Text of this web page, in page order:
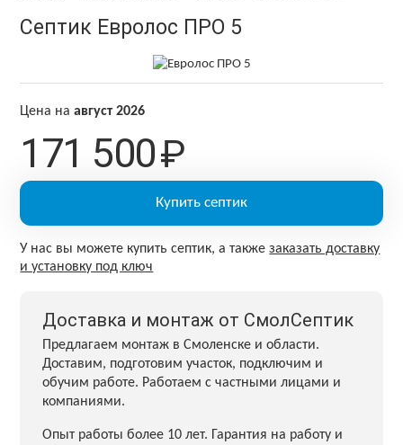
Септик Евролос ПРО 5
Цена наавгуст 2026
171 500₽
Купить септик
У нас вы можете купить септик, а такжезаказать доставку
и установку под ключ
Доставка и монтаж от СмолСептик
Предлагаем монтаж в Смоленске и области.
Доставим, подготовим участок, подключим и
обучим работе. Работаем с частными лицами и
компаниями.
Опыт работы более 10 лет. Гарантия на работу и